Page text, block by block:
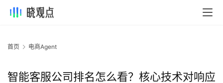
首页 电商Agent
智能客服公司排名怎么看？核心技术对响应